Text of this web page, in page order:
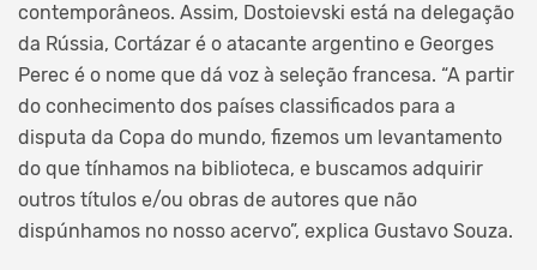
contemporâneos. Assim, Dostoievski está na delegação
da Rússia, Cortázar é o atacante argentino e Georges
Perec é o nome que dá voz à seleção francesa. “A partir
do conhecimento dos países classificados para a
disputa da Copa do mundo, fizemos um levantamento
do que tínhamos na biblioteca, e buscamos adquirir
outros títulos e/ou obras de autores que não
dispúnhamos no nosso acervo”, explica Gustavo Souza.